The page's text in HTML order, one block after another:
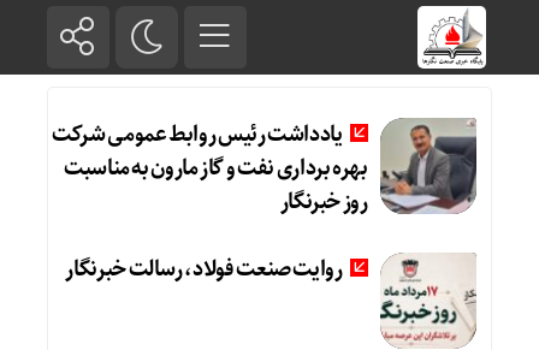
یادداشت رئیس روابط عمومی شرکت
بهره برداری نفت و گاز مارون به مناسبت
روز خبرنگار
روایت صنعت فولاد،‌ رسالت خبرنگار